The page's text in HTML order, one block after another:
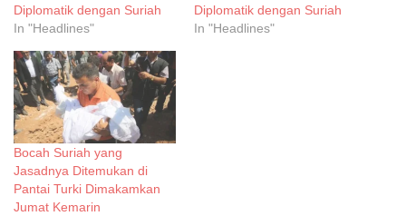
Diplomatik dengan Suriah
In "Headlines"
Diplomatik dengan Suriah
In "Headlines"
Bocah Suriah yang
Jasadnya Ditemukan di
Pantai Turki Dimakamkan
Jumat Kemarin